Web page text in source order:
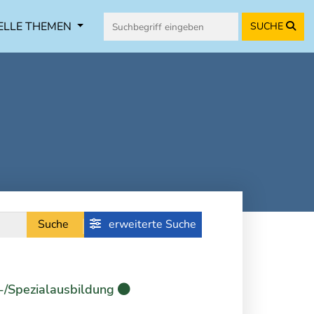
THEMEN SUCHE
Suche erweiterte Suche
Spezialausbildung